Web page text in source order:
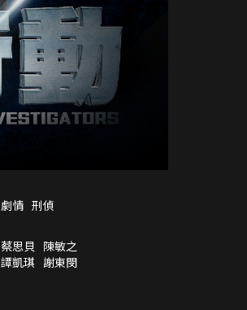
劇情 刑偵
蔡思貝 陳敏之
譚凱琪 謝東閔